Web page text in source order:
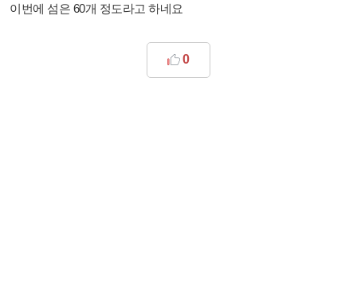
이번에 섬은 60개 정도라고 하네요
0